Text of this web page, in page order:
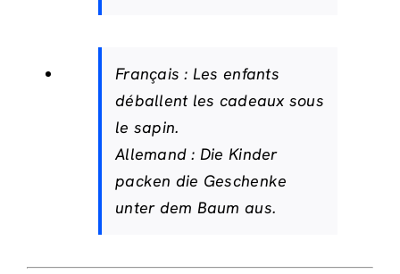
Français : Les enfants
déballent les cadeaux sous
le sapin.
Allemand : Die Kinder
packen die Geschenke
unter dem Baum aus.